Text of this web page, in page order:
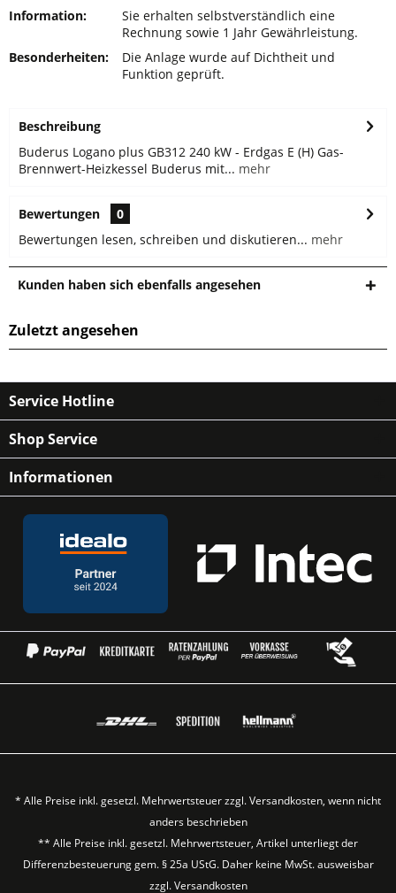
Information:
Sie erhalten selbstverständlich eine
Rechnung sowie 1 Jahr Gewährleistung.
Besonderheiten:
Die Anlage wurde auf Dichtheit und
Funktion geprüft.
Beschreibung
Buderus Logano plus GB312 240 kW - Erdgas E (H) Gas-
Brennwert-Heizkessel Buderus mit... mehr
Bewertungen
0
Bewertungen lesen, schreiben und diskutieren... mehr
Kunden haben sich ebenfalls angesehen
Zuletzt angesehen
Service Hotline
Shop Service
Informationen
* Alle Preise inkl. gesetzl. Mehrwertsteuer zzgl.Versandkosten, wenn nicht
anders beschrieben
** Alle Preise inkl. gesetzl. Mehrwertsteuer, Artikel unterliegt der
Differenzbesteuerung gem. § 25a UStG. Daher keine MwSt. ausweisbar
zzgl.Versandkosten